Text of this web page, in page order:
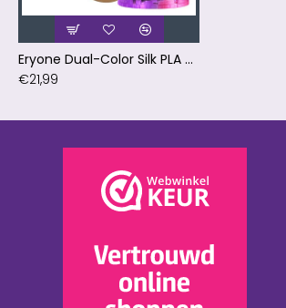
Eryone Dual-Color Silk PLA Purple & OrangeRed / Paars & OranjeRood Filament
€21,99